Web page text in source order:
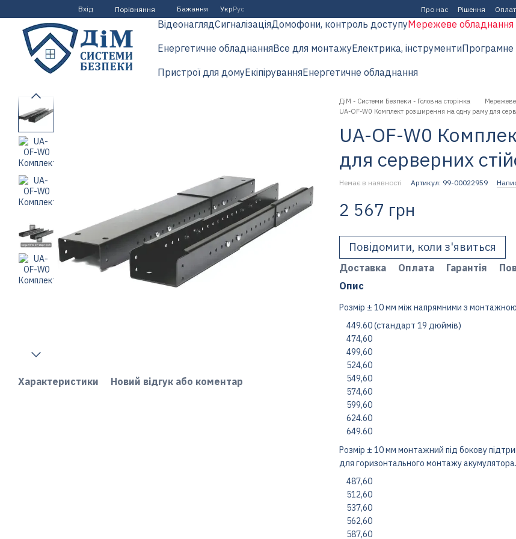
Перейти до основного контенту
Вхід Порівняння Бажання УкрРус Про нас Рішення
ВідеонаглядСигналізаціяДомофони, контроль доступуМережеве обладнання
Енергетичне обладнанняВсе для монтажуЕлектрика, інструментиПрограмне
Пристрої для домуЕкіпіруванняЕнергетичне обладнання
Характеристики Новий відгук або коментар
ДіМ - Системи Безпеки - Головна сторінка
UA-OF-W0 Комплект розширення на одну раму для
UA-OF-W0
для серверних
Немає в наявності Артикул: 99-00022959
2 567 грн
Повідомити, коли з'явиться
Доставка Оплата Гарантія
Опис
Розмір ± 10 мм між напрямними з
449.60 (стандарт 19 дюймів)
474,60
499,60
524,60
549,60
574,60
599,60
624.60
649.60
Розмір ± 10 мм монтажний під бокову
для горизонтального монтажу акумулятора.
487,60
512,60
537,60
562,60
587,60